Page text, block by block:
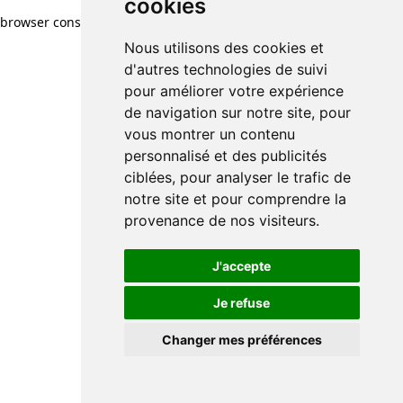
cookies
Nous utilisons des cookies et
d'autres technologies de suivi
pour améliorer votre expérience
de navigation sur notre site, pour
vous montrer un contenu
personnalisé et des publicités
ciblées, pour analyser le trafic de
notre site et pour comprendre la
provenance de nos visiteurs.
J'accepte
Je refuse
Changer mes préférences
browser console for more information)